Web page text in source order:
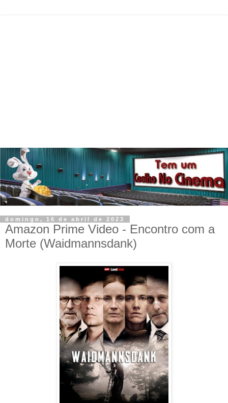
domingo, 16 de abril de 2023
Amazon Prime Video - Encontro com a
Morte (Waidmannsdank)